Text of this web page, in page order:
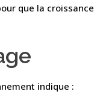
que la croissance
indique :